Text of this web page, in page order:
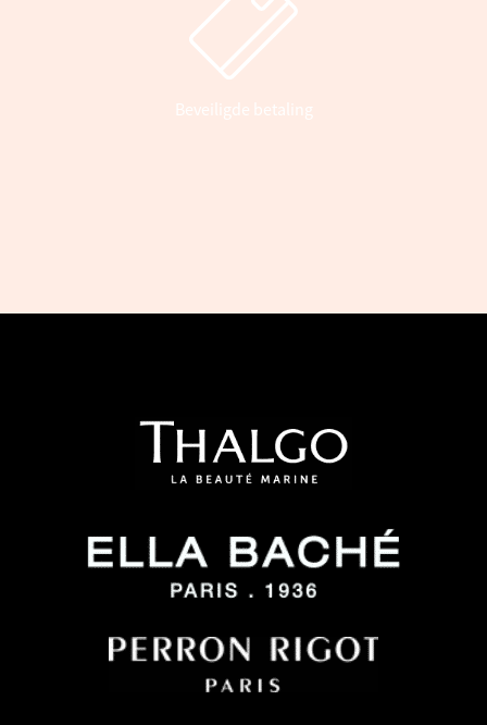
Beveiligde betaling